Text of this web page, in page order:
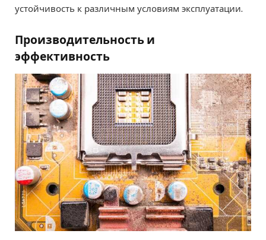
устойчивость к различным условиям эксплуатации.
Производительность и
эффективность